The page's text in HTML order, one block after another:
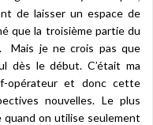
de laisser un espace de
que la troisième partie du
Mais je ne crois pas que
dès le début. C’était ma
opérateur et donc cette
nouvelles. Le plus
quand on utilise seulement